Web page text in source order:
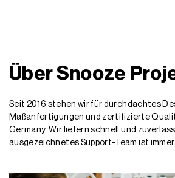
Über Snooze
Seit 2016 stehen wir für durchdachtes
Maßanfertigungen und zertifizierte
Germany. Wir liefern schnell und
ausgezeichnetes Support-Team ist